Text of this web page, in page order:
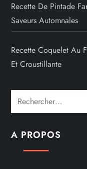
Recette De Pintade
Saveurs Automnales
Recette Coquelet Au
Et Croustillante
Rechercher :
A PROPOS